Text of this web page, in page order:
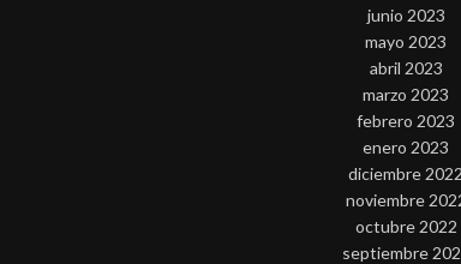
junio 2023
mayo 2023
abril 2023
marzo 2023
febrero 2023
enero 2023
diciembre 2022
noviembre
octubre 2022
septiembre